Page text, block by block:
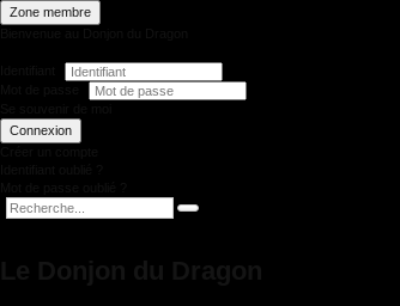
Zone membre
Connexion